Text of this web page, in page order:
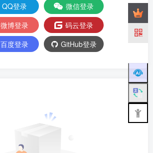
QQ登录
微信登录
微博登录
码云登录
百度登录
GitHub登录